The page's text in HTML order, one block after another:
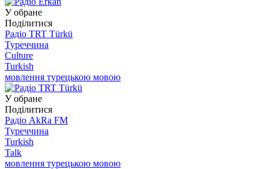
У обране
Поділитися
Радіо TRT Türkü
Туреччина
Culture
Turkish
мовлення турецькою мовою
У обране
Поділитися
Радіо AkRa FM
Туреччина
Turkish
Talk
мовлення турецькою мовою